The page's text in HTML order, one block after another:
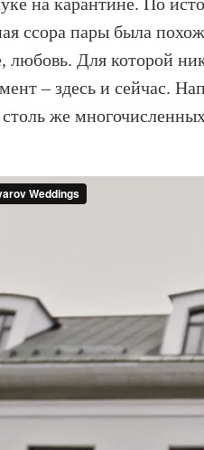
ссора пары была
любовь. Для которой
– здесь и сейчас.
же